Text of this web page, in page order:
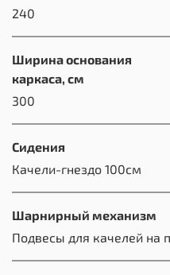
240
Ширина основания
каркаса, см
300
Сидения
Качели-гнездо 100см
Шарнирный механизм
Подвесы для качелей на